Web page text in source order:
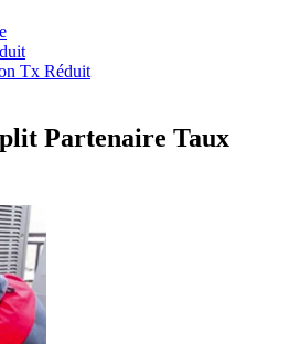
Tx Réduit
Partenaire Taux